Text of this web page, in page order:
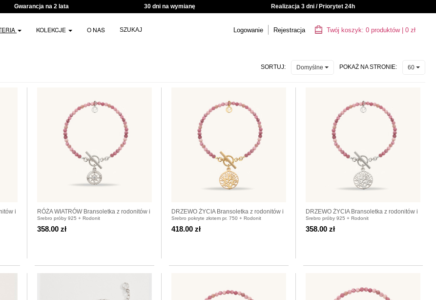
Gwarancja na 2 lata 30 dni na wymianę Realizacja 3 dni / Priorytet 24h
KOLEKCJE O NAS SZUKAJ Logowanie Rejestracja Twój koszyk: 0 produktów| 0 zł
SORTUJ: Domyślne POKAŻ NA STRONIE: 60
i
RÓŻA WIATRÓW Bransoletka z rodonitów i
srebra 925
Srebro próby 925 + Rodonit
358.00 zł
DRZEWO ŻYCIA Bransoletka z rodonitów i
srebra pozłacanego
Srebro pokryte złotem pr. 750 + Rodonit
418.00 zł
DRZEWO ŻYCIA Bransoletka z rodonitów i
srebra 925
Srebro próby 925 + Rodonit
358.00 zł